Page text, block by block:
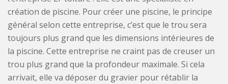
création de piscine. Pour créer une piscine, le principe
général selon cette entreprise, c’est que le trou sera
toujours plus grand que les dimensions intérieures de
la piscine. Cette entreprise ne craint pas de creuser un
trou plus grand que la profondeur maximale. Si cela
arrivait, elle va déposer du gravier pour rétablir la